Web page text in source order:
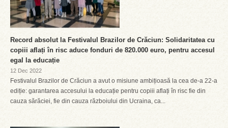
Record absolut la Festivalul Brazilor de Crăciun: Solidaritatea cu
copiii aflați în risc aduce fonduri de 820.000 euro, pentru accesul
egal la educație
12 Dec 2022
Festivalul Brazilor de Crăciun a avut o misiune ambițioasă la cea de-a 22-a
ediție: garantarea accesului la educație pentru copiii aflați în risc fie din
cauza sărăciei, fie din cauza războiului din Ucraina, ca...